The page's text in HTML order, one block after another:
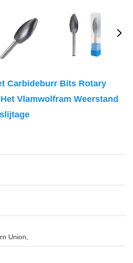
Carbideburr Bits Rotary
Vlamwolfram Weerstand
Union,